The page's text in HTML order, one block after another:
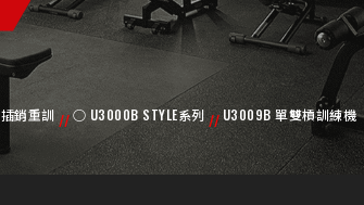
插銷重訓//○ U3000B STYLE系列//U3009B 單雙槓訓練機